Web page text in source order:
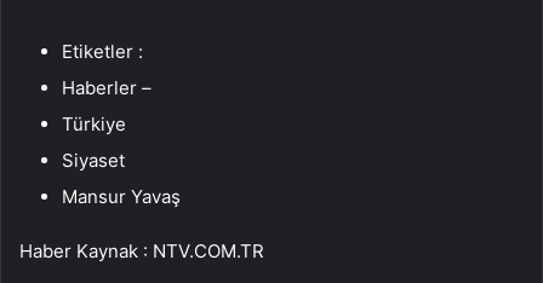
Etiketler :
Haberler –
Türkiye
Siyaset
Mansur Yavaş
Haber Kaynak : NTV.COM.TR